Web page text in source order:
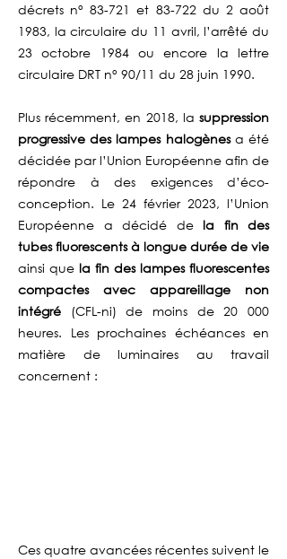
décrets n° 83-721 et 83-722 du 2 août
1983, la circulaire du 11 avril, l’arrêté du
23 octobre 1984 ou encore la lettre
circulaire DRT n° 90/11 du 28 juin 1990.
Plus récemment, en 2018, la suppression
progressive des lampes halogènesa été
décidée par l’Union Européenne afin de
répondre à des exigences d’éco-
conception. Le 24 février 2023, l’Union
Européenne a décidé dela fin des
tubes fluorescents à longue durée de vie
ainsi que la fin des lampes fluorescentes
compactes avec appareillage non
intégré (CFL-ni) de moins de 20 000
heures. Les prochaines échéances en
matière de luminaires au travail
concernent :
Ces quatre avancées récentes suivent le